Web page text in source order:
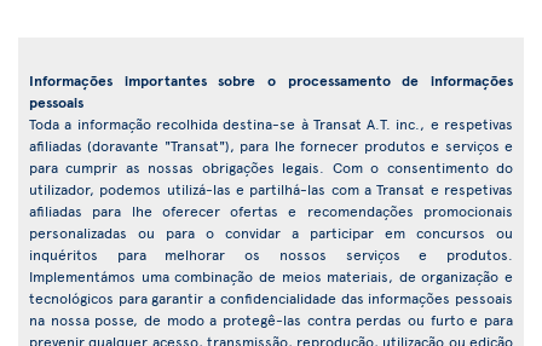
Informações importantes sobre o processamento de informações
pessoais
Toda a informação recolhida destina-se à Transat A.T. inc., e respetivas
afiliadas (doravante "Transat"), para lhe fornecer produtos e serviços e
para cumprir as nossas obrigações legais. Com o consentimento do
utilizador, podemos utilizá-las e partilhá-las com a Transat e respetivas
afiliadas para lhe oferecer ofertas e recomendações promocionais
personalizadas ou para o convidar a participar em concursos ou
inquéritos para melhorar os nossos serviços e produtos.
Implementámos uma combinação de meios materiais, de organização e
tecnológicos para garantir a confidencialidade das informações pessoais
na nossa posse, de modo a protegê-las contra perdas ou furto e para
prevenir qualquer acesso, transmissão, reprodução, utilização ou edição